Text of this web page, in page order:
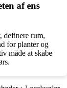
af ens
definere rum,
for planter og
måde at skabe